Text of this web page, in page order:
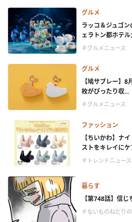
グルメ
ラッコ＆ジュゴ
ェラトン都ホテル
＃グルメニュース
グルメ
【鳩サブレー】
枚がぴったり収...
＃グルメニュース
ファッション
【ちいかわ】ナ
ストをキレイにケ
＃トレンドニュース
暮らす
【第748話】信じ
＃ないものねだりの